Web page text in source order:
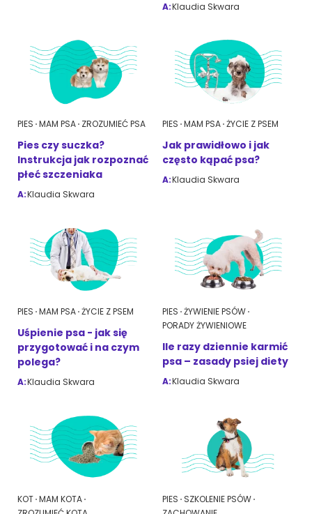
A:Klaudia Skwara
PIES MAM PSA ZROZUMIEĆ PSA
Pies czy suczka?
Instrukcja jak rozpoznać
płeć szczeniaka
A:Klaudia Skwara
PIES MAM PSA ŻYCIE Z PSEM
Jak prawidłowo i jak
często kąpać psa?
A:Klaudia Skwara
PIES MAM PSA ŻYCIE Z PSEM
Uśpienie psa - jak się
przygotować i na czym
polega?
A:Klaudia Skwara
PIES ŻYWIENIE PSÓW
PORADY ŻYWIENIOWE
Ile razy dziennie karmić
psa – zasady psiej diety
A:Klaudia Skwara
KOT MAM KOTA
PIES SZKOLENIE PSÓW